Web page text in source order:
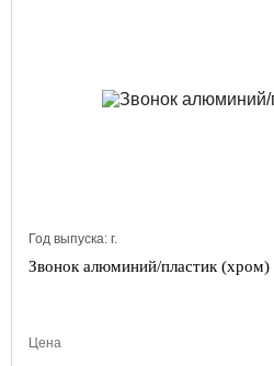
Год выпуска: г.
Звонок алюминий/пластик (хром)
Цена